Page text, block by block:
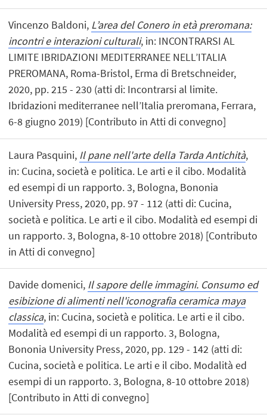
Vincenzo Baldoni, L’area del Conero in età preromana:
incontri e interazioni culturali, in: INCONTRARSI AL
LIMITE IBRIDAZIONI MEDITERRANEE NELL’ITALIA
PREROMANA, Roma-Bristol, Erma di Bretschneider,
2020, pp. 215 - 230 (atti di: Incontrarsi al limite.
Ibridazioni mediterranee nell’Italia preromana, Ferrara,
6-8 giugno 2019) [Contributo in Atti di convegno]
Laura Pasquini, Il pane nell'arte della Tarda Antichità,
in: Cucina, società e politica. Le arti e il cibo. Modalità
ed esempi di un rapporto. 3, Bologna, Bononia
University Press, 2020, pp. 97 - 112 (atti di: Cucina,
società e politica. Le arti e il cibo. Modalità ed esempi di
un rapporto. 3, Bologna, 8-10 ottobre 2018) [Contributo
in Atti di convegno]
Davide domenici, Il sapore delle immagini. Consumo ed
esibizione di alimenti nell'iconografia ceramica maya
classica, in: Cucina, società e politica. Le arti e il cibo.
Modalità ed esempi di un rapporto. 3, Bologna,
Bononia University Press, 2020, pp. 129 - 142 (atti di:
Cucina, società e politica. Le arti e il cibo. Modalità ed
esempi di un rapporto. 3, Bologna, 8-10 ottobre 2018)
[Contributo in Atti di convegno]